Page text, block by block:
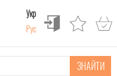
Укр
Рус
ЗНАЙТИ